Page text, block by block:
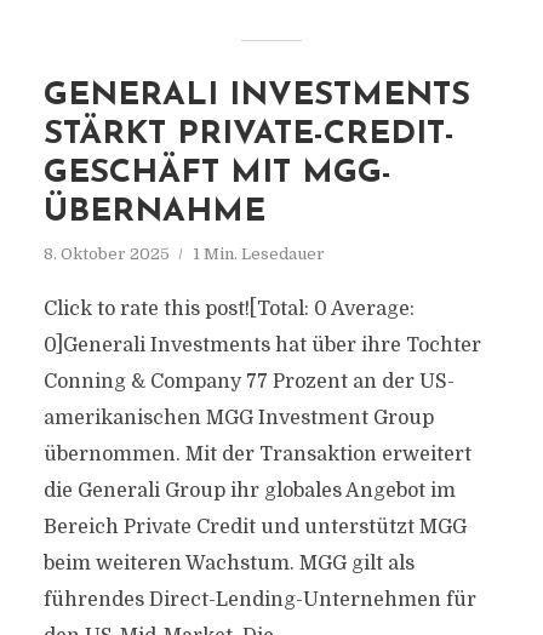
GENERALI INVESTMENTS
STÄRKT PRIVATE-CREDIT-
GESCHÄFT MIT MGG-
ÜBERNAHME
8. Oktober 2025 1 Min. Lesedauer
Click to rate this post![Total: 0 Average:
0]Generali Investments hat über ihre Tochter
Conning & Company 77 Prozent an der US-
amerikanischen MGG Investment Group
übernommen. Mit der Transaktion erweitert
die Generali Group ihr globales Angebot im
Bereich Private Credit und unterstützt MGG
beim weiteren Wachstum. MGG gilt als
führendes Direct-Lending-Unternehmen für